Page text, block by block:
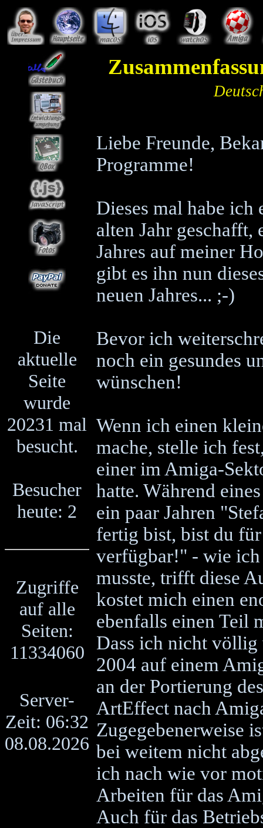
Die
aktuelle
Seite
wurde
20231 mal
besucht.
Besucher
heute: 2
Zugriffe
auf alle
Seiten:
11334060
Server-
Zeit: 06:32
08.08.2026
Liebe Freunde,
Programme!
Dieses mal habe
alten Jahr geschafft,
Jahres auf meiner
gibt es ihn nun
neuen Jahres... ;-)
Bevor ich
noch ein gesundes
wünschen!
Wenn ich einen
mache, stelle ich
einer im Amiga-
hatte. Während
ein paar Jahren
fertig bist, bist du
verfügbar!" - wie ich
musste, trifft diese
kostet mich einen
ebenfalls einen Teil
Dass ich nicht
2004 auf einem
an der Portierung
ArtEffect nach
Zugegebenerweise
bei weitem nicht
ich nach wie vor
Arbeiten für das
Auch für das